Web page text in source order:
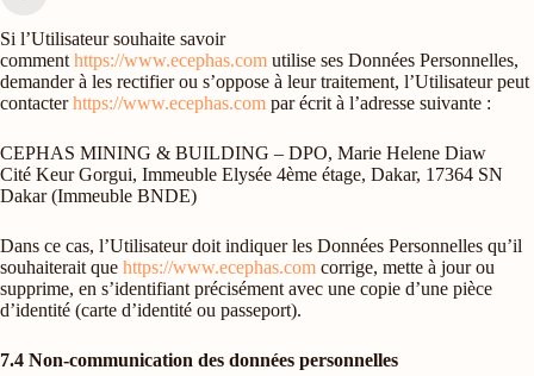
Si l’Utilisateur souhaite savoir
comment https://www.ecephas.com utilise ses Données Personnelles,
demander à les rectifier ou s’oppose à leur traitement, l’Utilisateur peut
contacterhttps://www.ecephas.com par écrit à l’adresse suivante :
CEPHAS MINING & BUILDING – DPO, Marie Helene Diaw
Cité Keur Gorgui, Immeuble Elysée 4ème étage, Dakar, 17364 SN
Dakar (Immeuble BNDE)
Dans ce cas, l’Utilisateur doit indiquer les Données Personnelles qu’il
souhaiterait que https://www.ecephas.com corrige, mette à jour ou
supprime, en s’identifiant précisément avec une copie d’une pièce
d’identité (carte d’identité ou passeport).
7.4 Non-communication des données personnelles